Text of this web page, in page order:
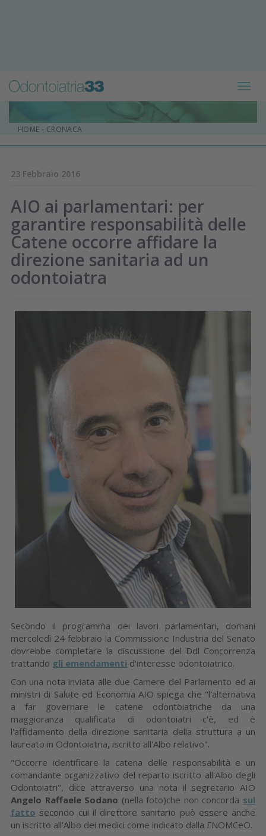
HOME - CRONACA
23 Febbraio 2016
AIO ai parlamentari: per
garantire responsabilità delle
Catene occorre affidare la
direzione sanitaria ad un
odontoiatra
Secondo il programma dei lavori parlamentari, domani
mercoledì 24 febbraio la Commissione Industria del Senato
dovrebbe completare la discussione del Ddl Concorrenza
trattando gli emendamenti d'interesse odontoiatrico.
Con una nota inviata alle due Camere del Parlamento ed ai
ministri di Salute ed Economia AIO spiega che "l'alternativa
a far governare le catene odontoiatriche da una
maggioranza qualificata di odontoiatri c'è, ed è
l'affidamento della direzione sanitaria della struttura a un
laureato in Odontoiatria, iscritto all'Albo relativo".
"Occorre identificare la catena delle responsabilità e un
comandante organizzativo del reparto iscritto all'Albo degli
Odontoiatri", dice attraverso una nota il segretario AIO
Angelo Raffaele Sodano (nella foto)che non concorda sul
fatto secondo cui il direttore sanitario può essere anche
un iscritto all'Albo dei medici come indicato dalla FNOMCeO.